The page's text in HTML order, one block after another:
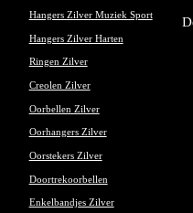
Hangers Zilver Muziek Sport
Hangers Zilver Harten
Ringen Zilver
Creolen Zilver
Oorbellen Zilver
Oorhangers Zilver
Oorstekers Zilver
Doortrekoorbellen
Enkelbandjes Zilver